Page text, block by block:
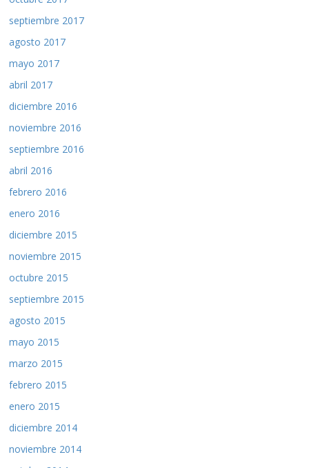
septiembre 2017
agosto 2017
mayo 2017
abril 2017
diciembre 2016
noviembre 2016
septiembre 2016
abril 2016
febrero 2016
enero 2016
diciembre 2015
noviembre 2015
octubre 2015
septiembre 2015
agosto 2015
mayo 2015
marzo 2015
febrero 2015
enero 2015
diciembre 2014
noviembre 2014